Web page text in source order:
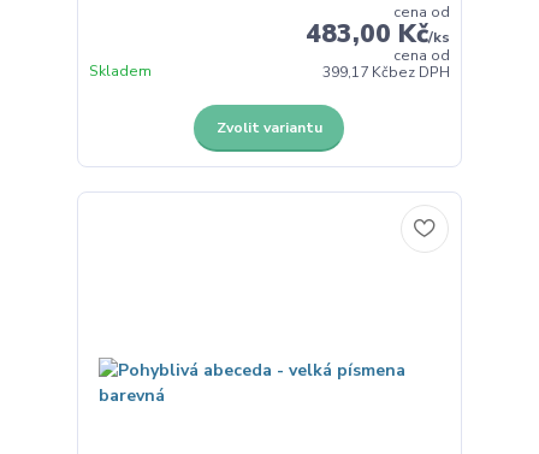
cena od
483,00 Kč/ks
cena od
399,17 Kčbez DPH
Skladem
Zvolit variantu